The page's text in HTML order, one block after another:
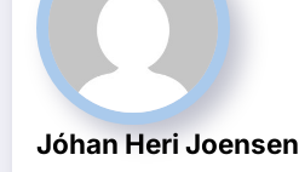
Jóhan Heri Joensen